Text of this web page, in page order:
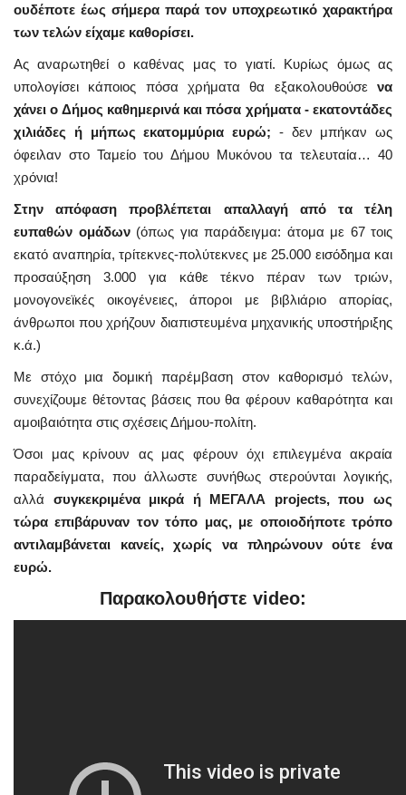
ουδέποτε έως σήμερα παρά τον υποχρεωτικό χαρακτήρα
των τελών είχαμε καθορίσει.
Ας αναρωτηθεί ο καθένας μας το γιατί. Κυρίως όμως ας
υπολογίσει κάποιος πόσα χρήματα θα εξακολουθούσε να
χάνει ο Δήμος καθημερινά και πόσα χρήματα - εκατοντάδες
χιλιάδες ή μήπως εκατομμύρια ευρώ; - δεν μπήκαν ως
όφειλαν στο Ταμείο του Δήμου Μυκόνου τα τελευταία… 40
χρόνια!
Στην απόφαση προβλέπεται απαλλαγή από τα τέλη
ευπαθών ομάδων(όπως για παράδειγμα: άτομα με 67 τοις
εκατό αναπηρία, τρίτεκνες-πολύτεκνες με 25.000 εισόδημα και
προσαύξηση 3.000 για κάθε τέκνο πέραν των τριών,
μονογονεϊκές οικογένειες, άποροι με βιβλιάριο απορίας,
άνθρωποι που χρήζουν διαπιστευμένα μηχανικής υποστήριξης
κ.ά.)
Με στόχο μια δομική παρέμβαση στον καθορισμό τελών,
συνεχίζουμε θέτοντας βάσεις που θα φέρουν καθαρότητα και
αμοιβαιότητα στις σχέσεις Δήμου-πολίτη.
Όσοι μας κρίνουν ας μας φέρουν όχι επιλεγμένα ακραία
παραδείγματα, που άλλωστε συνήθως στερούνται λογικής,
αλλά συγκεκριμένα μικρά ή ΜΕΓΑΛΑ projects, που ως
τώρα επιβάρυναν τον τόπο μας, με οποιοδήποτε τρόπο
αντιλαμβάνεται κανείς, χωρίς να πληρώνουν ούτε ένα
ευρώ.
Παρακολουθήστε video: